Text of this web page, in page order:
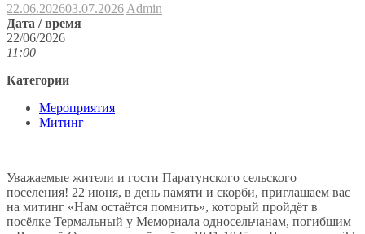
22.06.202603.07.2026 Admin
Дата / время
22/06/2026
11:00
Категории
Мероприятия
Митинг
Уважаемые жители и гости Паратунского сельского
поселения! 22 июня, в день памяти и скорби, приглашаем вас
на митинг «Нам остаётся помнить», который пройдёт в
посёлке Термальный у Мемориала односельчанам, погибшим